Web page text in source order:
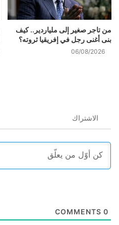
من تاجر صغير إلى ملياردير.. كيف
بنى أغنى رجل في إفريقيا ثروته؟
06/08/2026
الاشتراك
0